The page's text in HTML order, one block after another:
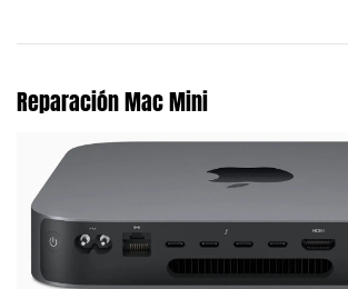
Reparación Mac Mini